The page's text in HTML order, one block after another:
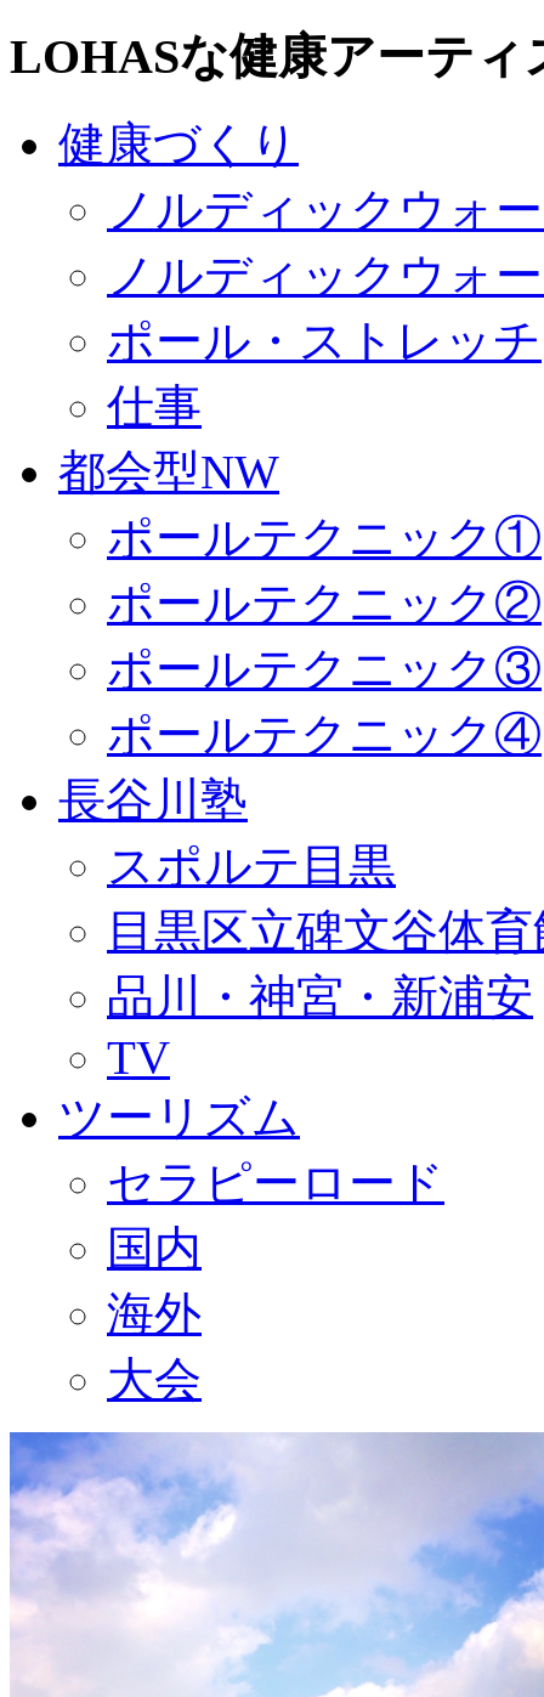
LOHASな健康アーティ
健康づくり
ノルディックウォ
ノルディックウォ
ポール・ストレッチ
仕事
都会型NW
ポールテクニック①
ポールテクニック②
ポールテクニック③
ポールテクニック④
長谷川塾
スポルテ目黒
目黒区立碑文谷体
品川・神宮・新浦安
TV
ツーリズム
セラピーロード
国内
海外
大会